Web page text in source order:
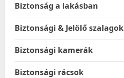
Biztonság a lakásban
Biztonsági & Jelölő szalagok
Biztonsági kamerák
Biztonsági rácsok